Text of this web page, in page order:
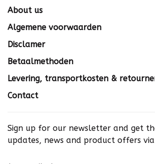
About us
Algemene voorwaarden
Disclamer
Betaalmethoden
Levering, transportkosten &
Contact
Sign up for our newsletter and get
updates, news and product offers